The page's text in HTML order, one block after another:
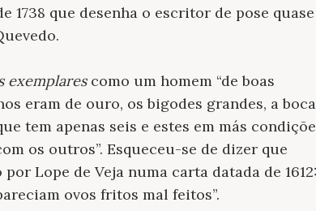
que desenha o escritor de pose quase
exemplarescomo um homem “de boas
eram de ouro, os bigodes grandes, a boca
tem apenas seis e estes em más
os outros”. Esqueceu-se de dizer que
Lope de Veja numa carta datada de
ovos fritos mal feitos”.